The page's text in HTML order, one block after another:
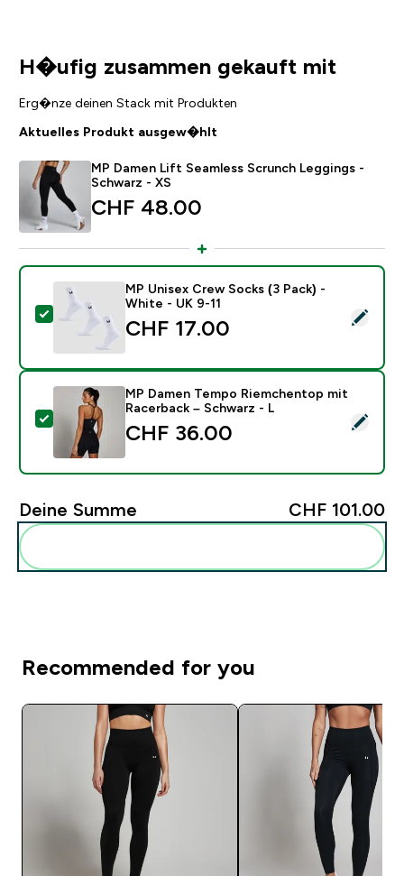
H�ufig zusammen gekauft mit
Erg�nze deinen Stack mit Produkten
Aktuelles Produkt ausgew�hlt
MP Damen Lift Seamless Scrunch Leggings -
Schwarz - XS
CHF 48.00‎
Dieses Produkt ausw�hlen - MP Unisex Crew Socks
MP Unisex Crew Socks (3 Pack) -
White - UK 9-11
CHF 17.00‎
Dieses Produkt ausw�hlen - MP Damen Tempo
MP Damen Tempo Riemchentop mit
Racerback – Schwarz - L
CHF 36.00‎
Deine Summe CHF 101.00‎
Recommended for you